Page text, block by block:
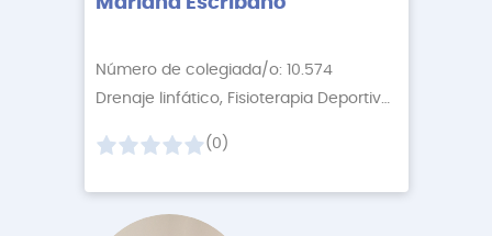
Número de colegiada/o: 10.574
Drenaje linfático, Fisioterapia Deportiva
(0)